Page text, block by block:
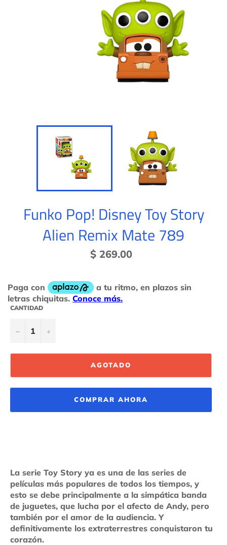
Funko Pop! Disney Toy Story
Alien Remix Mate 789
Precio
habitual
$ 269.00
CANTIDAD
− +
AGOTADO
COMPRAR AHORA
La serie Toy Story ya es una de las series de
películas más populares de todos los tiempos, y
esto se debe principalmente a la simpática banda
de juguetes, que lucha por el afecto de Andy, pero
también por el amor de la audiencia. Y
definitivamente los extraterrestres conquistaron tu
corazón.